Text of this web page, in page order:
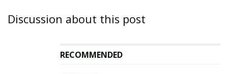
Discussion about this post
RECOMMENDED